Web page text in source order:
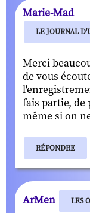
Marie-Mad
LE JOURNAL
Merci
de vous
fais partie, de
même si on
RÉPONDRE
ArMen LES